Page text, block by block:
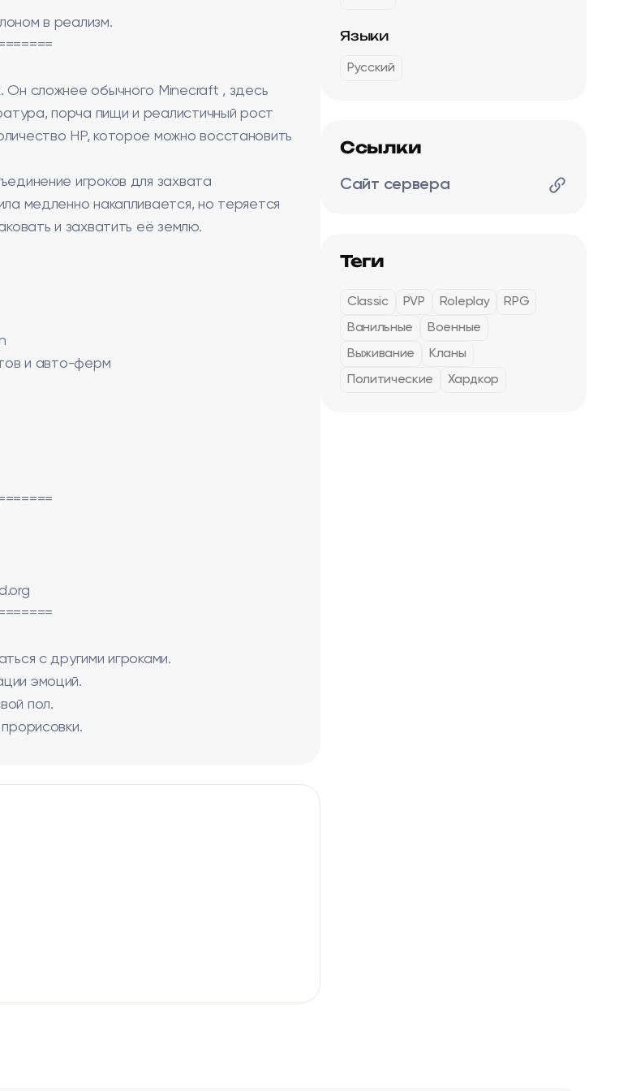
в реализм.
Он сложнее обычного Minecraft , здесь
порча пищи и реалистичный рост
HP, которое можно восстановить
игроков для захвата
медленно накапливается, но теряется
и захватить её землю.
и авто-ферм
с другими игроками.
эмоций.
пол.
Языки
Русский
Ссылки
Сайт сервера
Теги
Classic PVP Roleplay
RPG
Ванильные
Военные
Выживание
Кланы
Политические
Хардкор